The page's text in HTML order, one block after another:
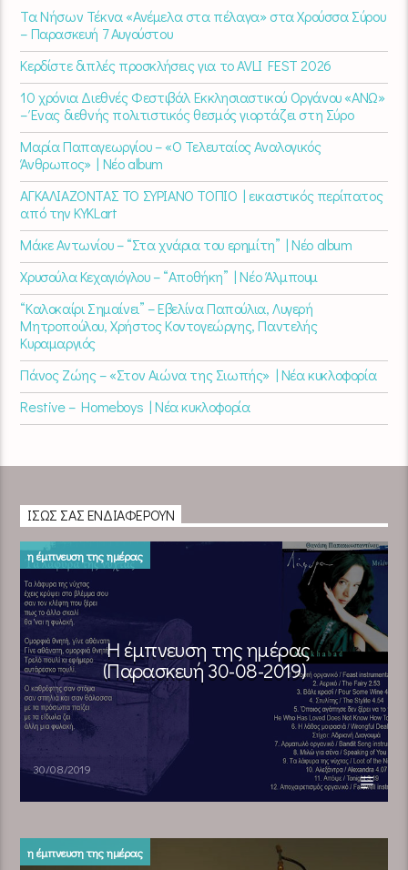
Τα Νήσων Τέκνα «Ανέμελα στα πέλαγα» στα Χρούσσα Σύρου
– Παρασκευή 7 Αυγούστου
Κερδίστε διπλές προσκλήσεις για το AVLI FEST 2026
10 χρόνια Διεθνές Φεστιβάλ Εκκλησιαστικού Οργάνου «ΑΝΩ»
– Ένας διεθνής πολιτιστικός θεσμός γιορτάζει στη Σύρο​
Μαρία Παπαγεωργίου – «Ο Τελευταίος Αναλογικός
Άνθρωπος» | Νέο album
ΑΓΚΑΛΙΑΖΟΝΤΑΣ ΤΟ ΣΥΡΙΑΝΟ ΤΟΠΙΟ | εικαστικός περίπατος
από την KYKLart
Μάκε Αντωνίου – “Στα χνάρια του ερημίτη” | Νέο album
Χρυσούλα Κεχαγιόγλου – “Αποθήκη” | Νέο Άλμπουμ
“Καλοκαίρι Σημαίνει” – Εβελίνα Παπούλια, Λυγερή
Μητροπούλου, Χρήστος Κοντογεώργης, Παντελής
Κυραμαργιός
Πάνος Ζώης – «Στον Αιώνα της Σιωπής» | Νέα κυκλοφορία
Restive – Homeboys | Νέα κυκλοφορία
ΊΣΩΣ ΣΑΣ ΕΝΔΙΑΦΈΡΟΥΝ
η έμπνευση της ημέρας
Η έμπνευση της ημέρας
(Παρασκευή 30-08-2019)
30/08/2019
η έμπνευση της ημέρας